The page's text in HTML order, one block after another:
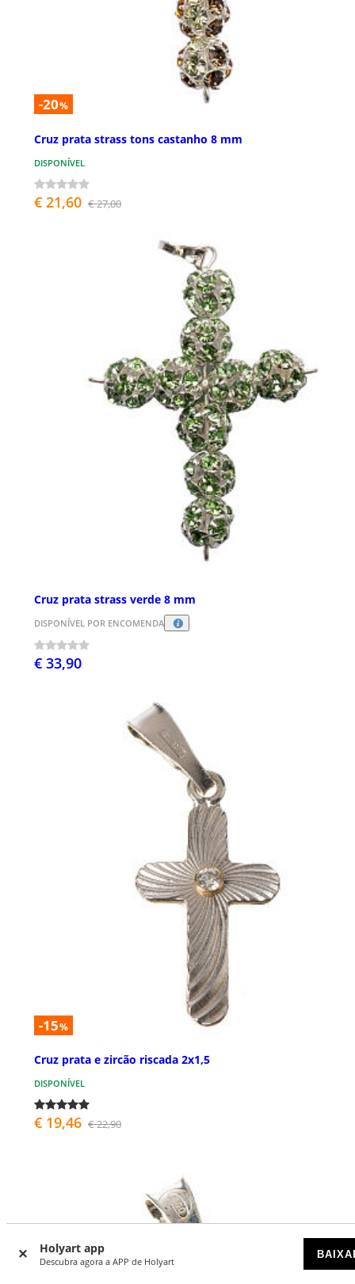
Holyart app
Descubra agora a APP de Holyart
-20%
Cruz prata strass tons castanho 8 mm
DISPONÍVEL
€ 21,60 € 27,00
Cruz prata strass verde 8 mm
DISPONÍVEL POR ENCOMENDA
€ 33,90
-15%
Cruz prata e zircão riscada 2x1,5
DISPONÍVEL
€ 19,46 € 22,90